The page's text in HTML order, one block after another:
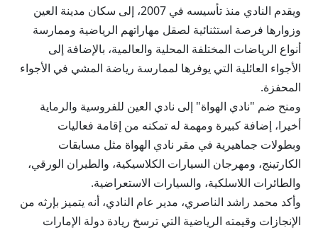
ويقدم النادي منذ تأسيسه في 2007، إلى سكان مدينة العين
وزوارها فرصة استثنائية لصقل مهاراتهم الرياضية وممارسة
أنواع الرياضات المختلفة المحلية والعالمية، بالإضافة إلى
الأجواء العائلية التي يوفرها لممارسة رياضة المشي في الأجواء
المحفزة.
ومنح ضم "نادي الهواة" إلى نادي العين للفروسية والرماية
أخيرا، إضافة كبيرة ومهمة له تمكنه من إقامة فعاليات
وبطولات جماهيرية في مقر نادي الهواة مثل مسابقات
الكارتينج، ومهرجان السيارات الكلاسيكية، والطيران الورقي،
والطائرات اللاسلكية، والسيارات الاستعراضية.
وأكد محمد راشد الناصري، مدير عام النادي، أنه يتميز بإرثه من
الإنجازات وقيمته الرياضية التي ترسخ ريادة دولة الإمارات